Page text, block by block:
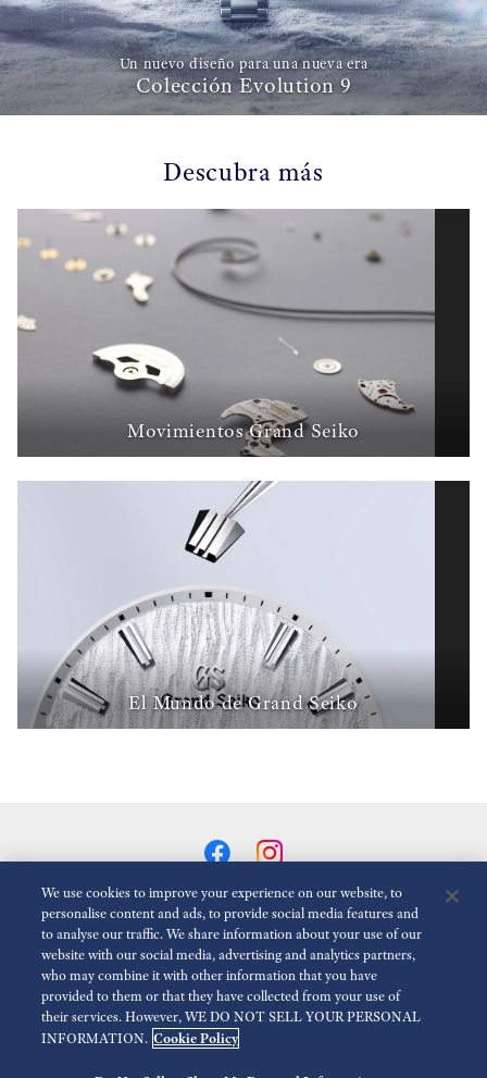
Un nuevo diseño para una nueva era
Colección Evolution 9
Descubra más
Movimientos Grand Seiko
El Mundo de Grand Seiko
Reducir Animaciones Desactivado
Para la prensa Terms of Use Politica de privacidad
Política de cookies Accesibilidad
We use cookies to improve your experience on our website, to
personalise content and ads, to provide social media features and
to analyse our traffic. We share information about your use of our
website with our social media, advertising and analytics partners,
who may combine it with other information that you have
provided to them or that they have collected from your use of
their services. However, WE DO NOT SELL YOUR PERSONAL
INFORMATION. Cookie Policy